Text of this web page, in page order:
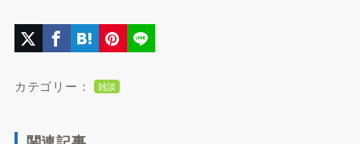
カテゴリー： 雑談